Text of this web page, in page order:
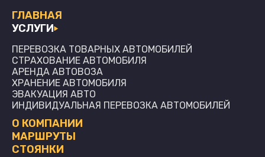
ГЛАВНАЯ
УСЛУГИ
ПЕРЕВОЗКА ТОВАРНЫХ АВТОМОБИЛЕЙ
СТРАХОВАНИЕ АВТОМОБИЛЯ
АРЕНДА АВТОВОЗА
ХРАНЕНИЕ АВТОМОБИЛЯ
ЭВАКУАЦИЯ АВТО
ИНДИВИДУАЛЬНАЯ ПЕРЕВОЗКА АВТОМОБИЛЕЙ
О КОМПАНИИ
МАРШРУТЫ
СТОЯНКИ